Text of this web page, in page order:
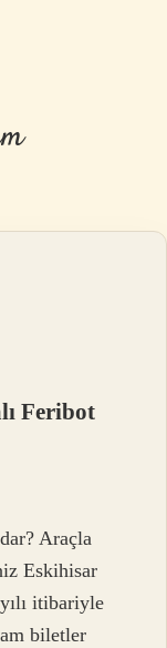
Feribot
Araçla
Eskihisar
itibariyle
biletler